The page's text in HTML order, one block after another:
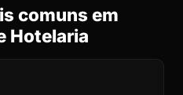
comuns em
Hotelaria